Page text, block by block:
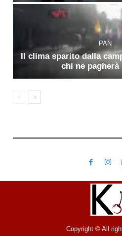
PAN
Il clima sparito dalla
chi ne
Copyright © All